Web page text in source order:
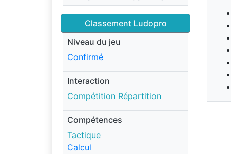
Classement Ludopro
Niveau du jeu
Confirmé
Interaction
Compétition Répartition
Compétences
Tactique
Calcul